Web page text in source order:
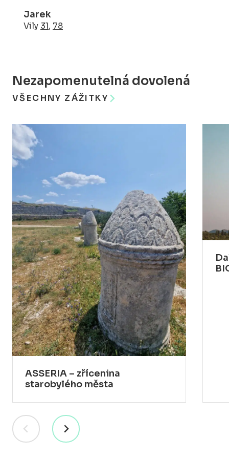
Jarek
Vily 31, 78
Nezapomenutelná dovolená
VŠECHNY ZÁŽITKY
ASSERIA – zřícenina
starobylého města